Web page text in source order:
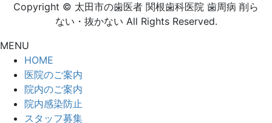
Copyright © 太田市の歯医者 関根歯科医院 歯周病 削ら
ない・抜かない All Rights Reserved.
MENU
HOME
医院のご案内
院内のご案内
院内感染防止
スタッフ募集